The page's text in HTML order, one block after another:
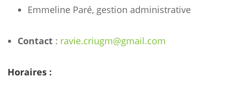
Emmeline Paré, gestion administrative
Contact : ravie.criugm@gmail.com
Horaires :